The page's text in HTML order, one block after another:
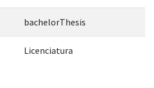
bachelorThesis
Licenciatura